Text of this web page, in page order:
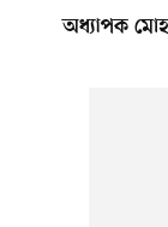
অধ্যাপক